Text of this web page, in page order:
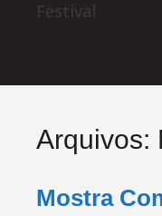
Arquivos:
Mostra